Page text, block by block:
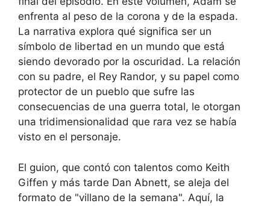
enfrenta al peso de la corona y de la espada.
La narrativa explora qué significa ser un
símbolo de libertad en un mundo que está
siendo devorado por la oscuridad. La relación
con su padre, el Rey Randor, y su papel como
protector de un pueblo que sufre las
consecuencias de una guerra total, le otorgan
una tridimensionalidad que rara vez se había
visto en el personaje.
El guion, que contó con talentos como Keith
Giffen y más tarde Dan Abnett, se aleja del
formato de "villano de la semana". Aquí, la